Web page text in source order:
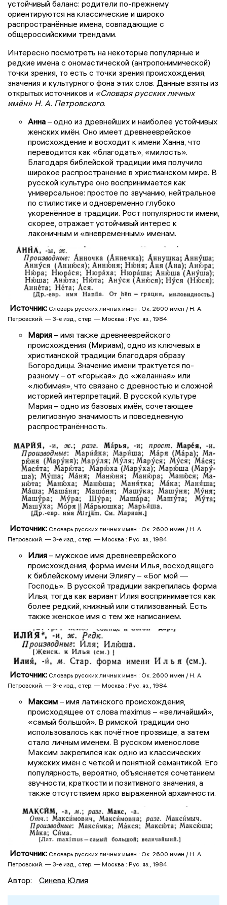
устойчивый баланс: родители по-прежнему
ориентируются на классические и широко
распространённые имена, совпадающие с
общероссийскими трендами.
Интересно посмотреть на некоторые популярные и
редкие имена с ономастической (антропонимической)
точки зрения, то есть с точки зрения происхождения,
значения и культурного фона этих слов. Данные взяты из
открытых источников и «Словаря русских личных
имён» Н. А. Петровского.
Анна – одно из древнейших и наиболее устойчивых
женских имён. Оно имеет древнееврейское
происхождение и восходит к имени Ханна, что
переводится как «благодать», «милость».
Благодаря библейской традиции имя получило
широкое распространение в христианском мире. В
русской культуре оно воспринимается как
универсальное: простое по звучанию, нейтральное
по стилистике и одновременно глубоко
укоренённое в традиции. Рост популярности имени,
скорее, отражает устойчивый интерес к
лаконичным и «вневременным» именам.
Источник: Словарь русских личных имен : Ок. 2600 имен / Н. А.
Петровский. — 3-е изд., стер. — Москва : Рус. яз., 1984.
Мария – имя также древнееврейского
происхождения (Мириам), одно из ключевых в
христианской традиции благодаря образу
Богородицы. Значение имени трактуется по-
разному – от «горькая» до «желанная» или
«любимая», что связано с древностью и сложной
историей интерпретаций. В русской культуре
Мария – одно из базовых имён, сочетающее
религиозную значимость и повседневную
распространённость.
Источник: Словарь русских личных имен : Ок. 2600 имен / Н. А.
Петровский. — 3-е изд., стер. — Москва : Рус. яз., 1984.
Илия – мужское имя древнееврейского
происхождения, форма имени Илья, восходящего
к библейскому имени Элиягу – «Бог мой —
Господь». В русской традиции закрепилась форма
Илья, тогда как вариант Илия воспринимается как
более редкий, книжный или стилизованный. Есть
также женское имя с тем же написанием.
Источник: Словарь русских личных имен : Ок. 2600 имен / Н. А.
Петровский. — 3-е изд., стер. — Москва : Рус. яз., 1984.
Максим – имя латинского происхождения,
происходящее от слова maximus – «величайший»,
«самый большой». В римской традиции оно
использовалось как почётное прозвище, а затем
стало личным именем. В русском именослове
Максим закрепился как одно из классических
мужских имён с чёткой и понятной семантикой. Его
популярность, вероятно, объясняется сочетанием
звучности, краткости и позитивного значения, а
также отсутствием ярко выраженной архаичности.
Источник: Словарь русских личных имен : Ок. 2600 имен / Н. А.
Петровский. — 3-е изд., стер. — Москва : Рус. яз., 1984.
Автор: Синева Юлия